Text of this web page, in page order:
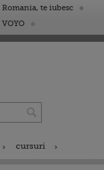
Romania, te iubesc
VOYO
cursuri